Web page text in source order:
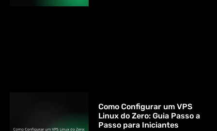
Como Configurar um VPS
Linux do Zero: Guia Passo a
Passo para Iniciantes